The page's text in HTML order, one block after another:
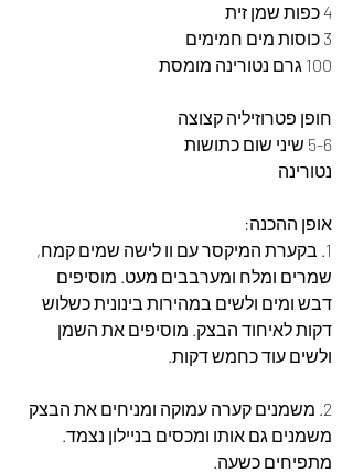
4 כפות שמן זית
3 כוסות מים חמימים
100 גרם נטורינה מומסת
חופן פטרוזיליה קצוצה
5-6 שיני שום כתושות
נטורינה
אופן ההכנה:
1. בקערת המיקסר עם וו לישה שמים קמח,
שמרים ומלח ומערבבים מעט. מוסיפים
דבש ומים ולשים במהירות בינונית כשלוש
דקות לאיחוד הבצק. מוסיפים את השמן
ולשים עוד כחמש דקות.
2. משמנים קערה עמוקה ומניחים את הבצק
משמנים גם אותו ומכסים בניילון נצמד.
מתפיחים כשעה.